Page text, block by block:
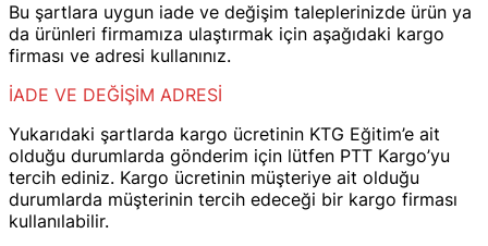
Bu şartlara uygun iade ve değişim taleplerinizde ürün ya
da ürünleri firmamıza ulaştırmak için aşağıdaki kargo
firması ve adresi kullanınız.
​İADE VE DEĞİŞİM ADRESİ
Yukarıdaki şartlarda kargo ücretinin KTG Eğitim’e ait
olduğu durumlarda gönderim için lütfen PTT Kargo’yu
tercih ediniz. Kargo ücretinin müşteriye ait olduğu
durumlarda müşterinin tercih edeceği bir kargo firması
kullanılabilir.